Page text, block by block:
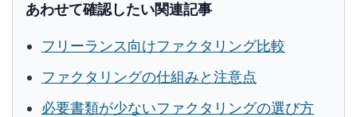
あわせて確認したい関連記事
フリーランス向けファクタリング比較
ファクタリングの仕組みと注意点
必要書類が少ないファクタリングの選び方